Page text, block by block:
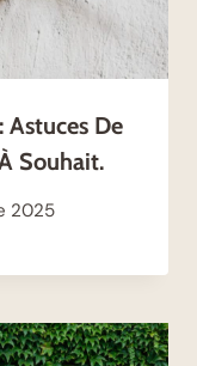
Astuces De
Souhait.
2025